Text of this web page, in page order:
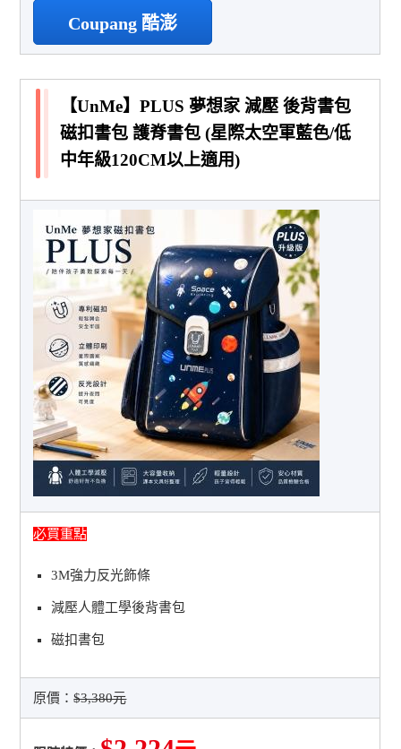
Coupang 酷澎
【UnMe】PLUS 夢想家 減壓 後背書包
磁扣書包 護脊書包 (星際太空軍藍色/低
中年級120CM以上適用)
必買重點
3M強力反光飾條
減壓人體工學後背書包
磁扣書包
原價：$3,380元